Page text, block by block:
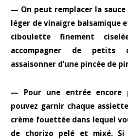
— On peut remplacer la
léger de vinaigre balsamique
ciboulette finement
accompagner de
assaisonner d’une pincée de
— Pour une entrée encore
pouvez garnir chaque
crème fouettée dans lequel
de chorizo pelé et mixé. Si